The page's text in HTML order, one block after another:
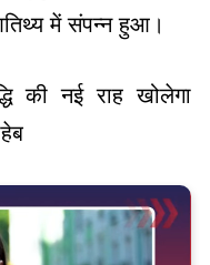
में संपन्न हुआ।
की नई राह खोलेगा